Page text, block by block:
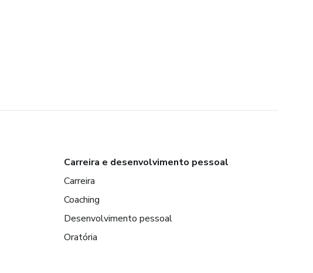
Carreira e desenvolvimento pessoal
Carreira
Coaching
Desenvolvimento pessoal
Oratória